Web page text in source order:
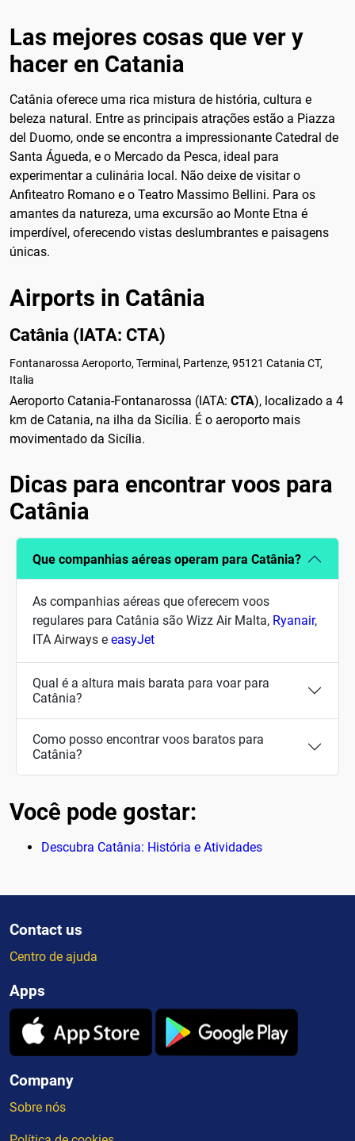
Las mejores cosas que ver y
hacer en Catania
Catânia oferece uma rica mistura de história, cultura e
beleza natural. Entre as principais atrações estão a Piazza
del Duomo, onde se encontra a impressionante Catedral de
Santa Águeda, e o Mercado da Pesca, ideal para
experimentar a culinária local. Não deixe de visitar o
Anfiteatro Romano e o Teatro Massimo Bellini. Para os
amantes da natureza, uma excursão ao Monte Etna é
imperdível, oferecendo vistas deslumbrantes e paisagens
únicas.
Airports in Catânia
Catânia (IATA: CTA)
Fontanarossa Aeroporto, Terminal, Partenze, 95121 Catania CT,
Italia
Aeroporto Catania-Fontanarossa (IATA: CTA), localizado a 4
km de Catania, na ilha da Sicília. É o aeroporto mais
movimentado da Sicília.
Dicas para encontrar voos para
Catânia
Que companhias aéreas operam para Catânia?
As companhias aéreas que oferecem voos
regulares para Catânia são Wizz Air Malta, Ryanair,
ITA Airways e easyJet
Qual é a altura mais barata para voar para
Catânia?
Como posso encontrar voos baratos para
Catânia?
Você pode gostar:
Descubra Catânia: História e Atividades
Contact us
Centro de ajuda
Apps
Company
Sobre nós